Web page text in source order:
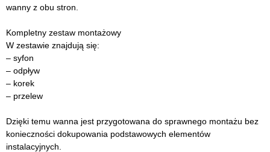
wanny z obu stron.
Kompletny zestaw montażowy
W zestawie znajdują się:
– syfon
– odpływ
– korek
– przelew
Dzięki temu wanna jest przygotowana do sprawnego montażu bez
konieczności dokupowania podstawowych elementów
instalacyjnych.